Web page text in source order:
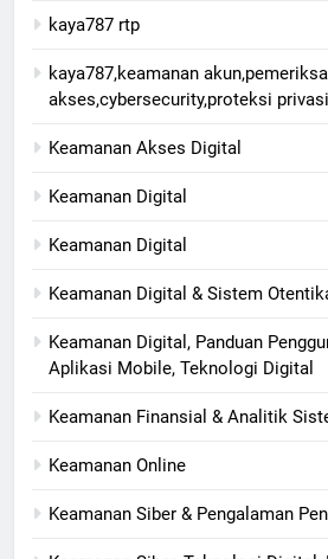
kaya787 rtp
kaya787,keamanan
akses,cybersecurity,proteksi privasi
Keamanan Akses Digital
Keamanan Digital​
Keamanan Digital
Keamanan Digital & Sistem
Keamanan Digital, Panduan
Aplikasi Mobile, Teknologi Digital
Keamanan Finansial & Analitik
Keamanan Online
Keamanan Siber & Pengalaman